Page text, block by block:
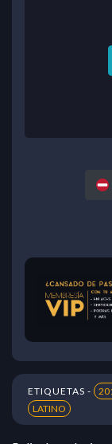
ETIQUETAS -
LATINO